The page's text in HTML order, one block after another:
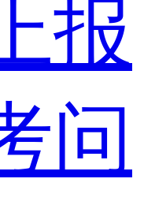
报
问